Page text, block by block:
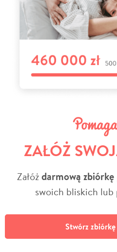
ZAŁÓŻ
Załóżdarmową zbiórkę
swoich bliskich
Stwórz